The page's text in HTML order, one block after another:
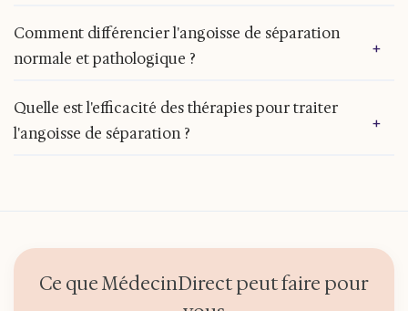
Chez l'enfant, l'angoisse de séparation est
souvent transitoire et peut durer quelques mois,
avec une amélioration progressive à mesure que
normal, cette anxiété diminue significativement
vers l'âge de 4 ans. Cependant, la durée peut
varier selon la personnalité de l'enfant, son
Comment différencier l'angoisse de séparation
normale et pathologique ?
+
L'angoisse de séparation normale se manifeste
par une gêne passagère lors des séparations et
disparaît par la suite. Lorsqu'elle devient
Quelle est l'efficacité des thérapies pour traiter
l'angoisse de séparation ?
+
efficaces pour réduire l'angoisse de séparation,
techniques ludiques et l'implication des parents,
aide à instaurer des stratégies de gestion de
Ce que MédecinDirect peut faire pour